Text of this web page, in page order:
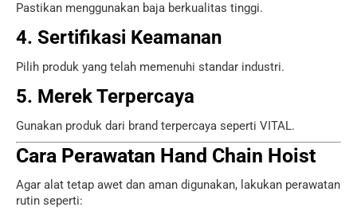
Pastikan menggunakan baja berkualitas tinggi.
4. Sertifikasi Keamanan
Pilih produk yang telah memenuhi standar industri.
5. Merek Terpercaya
Gunakan produk dari brand terpercaya seperti VITAL.
Cara Perawatan Hand Chain Hoist
Agar alat tetap awet dan aman digunakan, lakukan perawatan
rutin seperti: